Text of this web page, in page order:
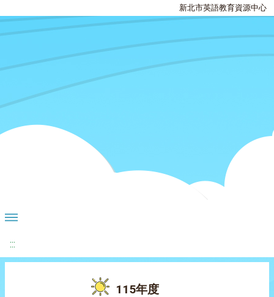
新北市英語教育資源中心
:::
115年度